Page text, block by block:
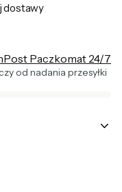
dostawy
Paczkomat 24/7
od nadania przesyłki